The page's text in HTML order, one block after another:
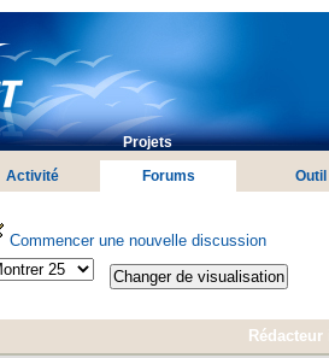
Projets
Activité Forums
Commencer une nouvelle discussion